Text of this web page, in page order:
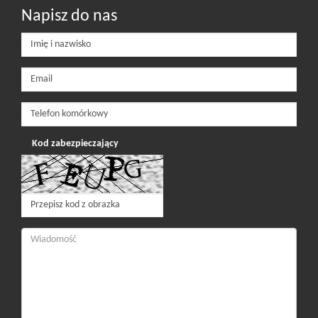
Napisz do nas
Kod zabezpieczający